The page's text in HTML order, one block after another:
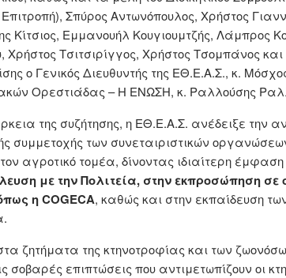
Σπύρος Αντωνόπουλος, Χρήστος
Κίτσιος, Εμμανουήλ Κουγιουμτζής, Λάμπρος
Τσιτσιρίγγος, Χρήστος Τσομπάνος
ο Γενικός Διευθυντής της ΕΘ.Ε.Α.Σ., κ.
Ορεστιάδας – Η ΕΝΩΣΗ, κ. Ραλλούσης
της συζήτησης, η ΕΘ.Ε.Α.Σ. ανέδειξε την
συμμετοχής των συνεταιριστικών
αγροτικό τομέα, δίνοντας ιδιαίτερη
με την Πολιτεία, στην εκπροσώπηση
η COGECA, καθώς και στην εκπαίδευση
ζητήματα της κτηνοτροφίας και των
επιπτώσεις που αντιμετωπίζουν οι